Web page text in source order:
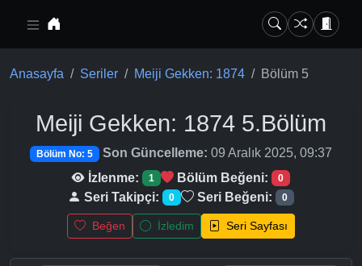
Anasayfa Seriler Meiji Gekken: 1874 Bölüm 5
Meiji Gekken: 1874 5.Bölüm
Bölüm No: 5 Son Güncelleme: 09 Aralık 2025, 09:37
İzlenme:
1 Bölüm Beğeni: 0
Seri Takipçi: 0 Seri Beğeni: 0
Beğen İzledim Seri Sayfası